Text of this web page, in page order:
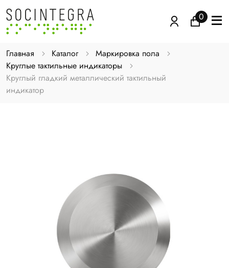
0
Главная Каталог
Маркировка пола
Круглые тактильные индикаторы
Круглый гладкий металлический тактильный
индикатор